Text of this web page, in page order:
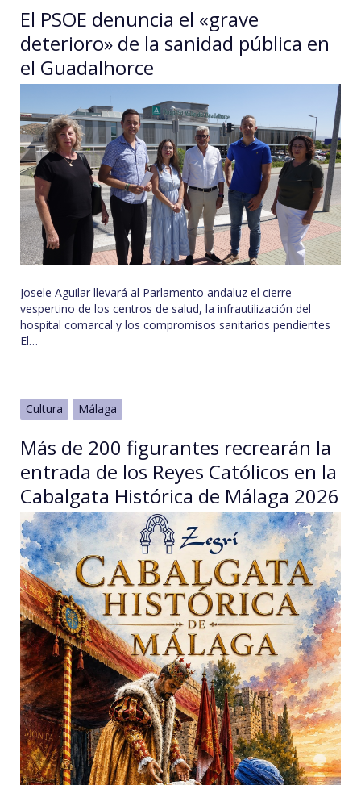
El PSOE denuncia el «grave
deterioro» de la sanidad pública en
el Guadalhorce
Josele Aguilar llevará al Parlamento andaluz el cierre
vespertino de los centros de salud, la infrautilización del
hospital comarcal y los compromisos sanitarios pendientes
El…
Cultura Málaga
Más de 200 figurantes recrearán la
entrada de los Reyes Católicos en la
Cabalgata Histórica de Málaga 2026